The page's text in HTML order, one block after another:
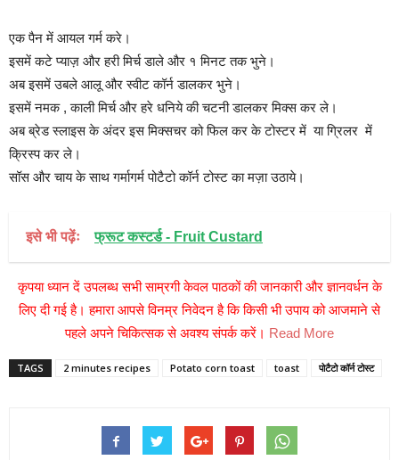
एक पैन में आयल गर्म करे।
इसमें कटे प्याज़ और हरी मिर्च डाले और १ मिनट तक भुने।
अब इसमें उबले आलू और स्वीट कॉर्न डालकर भुने।
इसमें नमक , काली मिर्च और हरे धनिये की चटनी डालकर मिक्स कर ले।
अब ब्रेड स्लाइस के अंदर इस मिक्सचर को फिल कर के टोस्टर में या ग्रिलर में
क्रिस्प कर ले।
सॉस और चाय के साथ गर्मागर्म पोटैटो कॉर्न टोस्ट का मज़ा उठाये।
इसे भी पढ़ेंः फ्रूट कस्टर्ड - Fruit Custard
कृपया ध्यान दें उपलब्ध सभी साम्रगी केवल पाठकों की जानकारी और ज्ञानवर्धन के
लिए दी गई है। हमारा आपसे विनम्र निवेदन है कि किसी भी उपाय को आजमाने से
पहले अपने चिकित्सक से अवश्य संपर्क करें। Read More
TAGS 2 minutes recipes Potato corn toast toast पोटैटो कॉर्न टोस्ट